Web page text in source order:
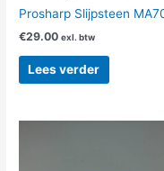
Prosharp Slijpsteen
€29.00 exl. btw
Lees verder